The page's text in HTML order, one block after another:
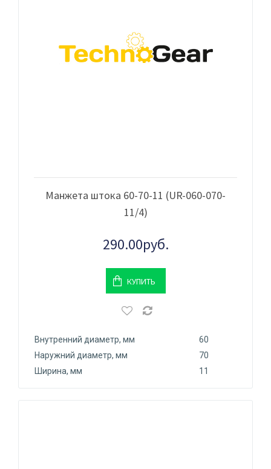
Манжета штока 60-70-11 (UR-060-070-
11/4)
290.00руб.
КУПИТЬ
Внутренний диаметр, мм
60
Наружний диаметр, мм
70
Ширина, мм
11